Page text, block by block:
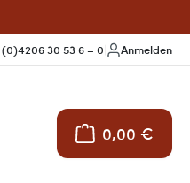
30 53 6 – 0 Anmelden
0,00 €
Warenkorb